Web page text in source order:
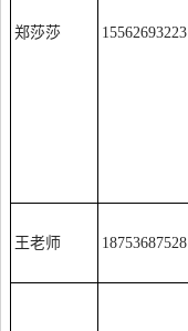
郑莎莎 15562693223
王老师 18753687528